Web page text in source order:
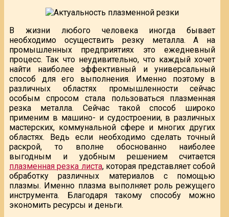
В жизни любого человека иногда бывает
необходимо осуществить резку металла. А на
промышленных предприятиях это ежедневный
процесс. Так что неудивительно, что каждый хочет
найти наиболее эффективный и универсальный
способ для его выполнения. Именно поэтому в
различных областях промышленности сейчас
особым спросом стала пользоваться плазменная
резка металла. Сейчас такой способ широко
применим в машино- и судостроении, в различных
мастерских, коммунальной сфере и многих других
областях. Ведь если необходимо сделать точный
раскрой, то вполне обоснованно наиболее
выгодным и удобным решением считается
плазменная резка листа, которая представляет собой
обработку различных материалов с помощью
плазмы. Именно плазма выполняет роль режущего
инструмента. Благодаря такому способу можно
экономить ресурсы и деньги.